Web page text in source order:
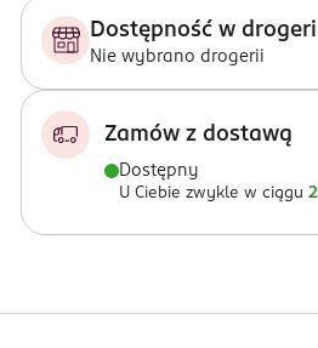
Dostępność w
Nie wybrano drogerii
Zamów z dostawą
Dostępny
U Ciebie zwykle w ciągu